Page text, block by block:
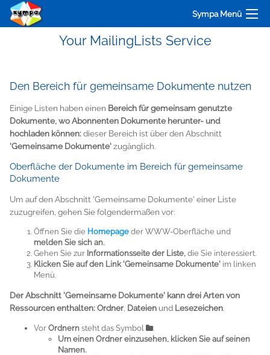
Sympa Menü
Your MailingLists Service
Den Bereich für gemeinsame Dokumente nutzen
Einige Listen haben einen Bereich für gemeinsam genutzte
Dokumente, wo Abonnenten Dokumente herunter- und
hochladen können:dieser Bereich ist über den Abschnitt
'Gemeinsame Dokumente'zugänglich.
Oberfläche der Dokumente im Bereich für gemeinsame
Dokumente
Um auf den Abschnitt 'Gemeinsame Dokumente' einer Liste
zuzugreifen, gehen Sie folgendermaßen vor:
Öffnen Sie die Homepage der WWW-Oberfläche und
melden Sie sich an.
Gehen Sie zur Informationsseite der Liste, die Sie interessiert.
Klicken Sie auf den Link 'Gemeinsame Dokumente' im linken
Menü.
Der Abschnitt 'Gemeinsame Dokumente' kann drei Arten von
Ressourcen enthalten:Ordner Dateien und Lesezeichen
Vor Ordnern steht das Symbol
Um einen Ordner einzusehen, klicken Sie auf seinen
Namen.